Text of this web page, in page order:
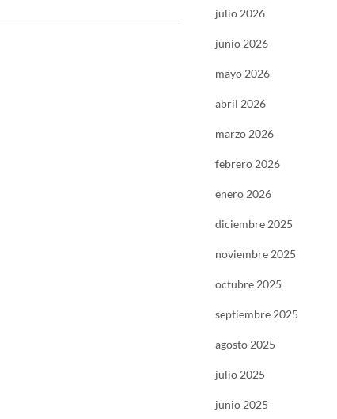
julio 2026
junio 2026
mayo 2026
abril 2026
marzo 2026
febrero 2026
enero 2026
diciembre 2025
noviembre 2025
octubre 2025
septiembre 2025
agosto 2025
julio 2025
junio 2025